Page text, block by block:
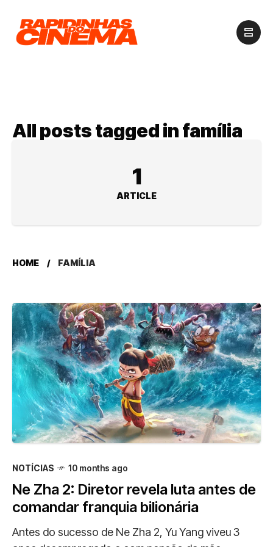
All posts tagged in família
1
ARTICLE
HOME FAMÍLIA
NOTÍCIAS 10 months ago
Ne Zha 2: Diretor revela luta antes de
comandar franquia bilionária
Antes do sucesso de Ne Zha 2, Yu Yang viveu 3